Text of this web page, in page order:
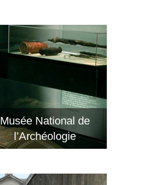
Musée National de
l’Archéologie